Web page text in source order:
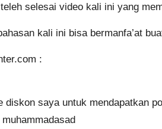
selesai video kali ini yang
kali ini bisa bermanfa’at
:
diskon saya untuk mendapatkan